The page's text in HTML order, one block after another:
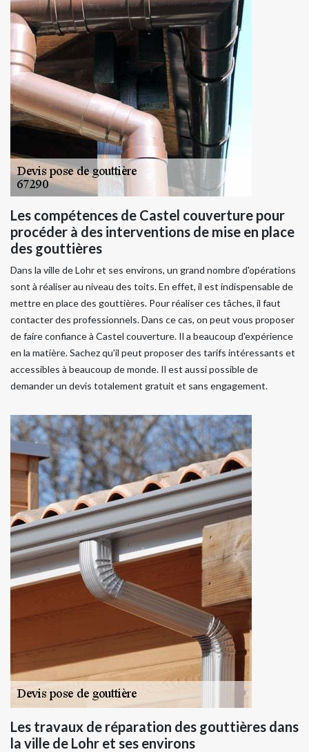
Les compétences de Castel couverture pour
procéder à des interventions de mise en place
des gouttières
Dans la ville de Lohr et ses environs, un grand nombre d'opérations
sont à réaliser au niveau des toits. En effet, il est indispensable de
mettre en place des gouttières. Pour réaliser ces tâches, il faut
contacter des professionnels. Dans ce cas, on peut vous proposer
de faire confiance à Castel couverture. Il a beaucoup d'expérience
en la matière. Sachez qu'il peut proposer des tarifs intéressants et
accessibles à beaucoup de monde. Il est aussi possible de
demander un devis totalement gratuit et sans engagement.
Les travaux de réparation des gouttières dans
la ville de Lohr et ses environs